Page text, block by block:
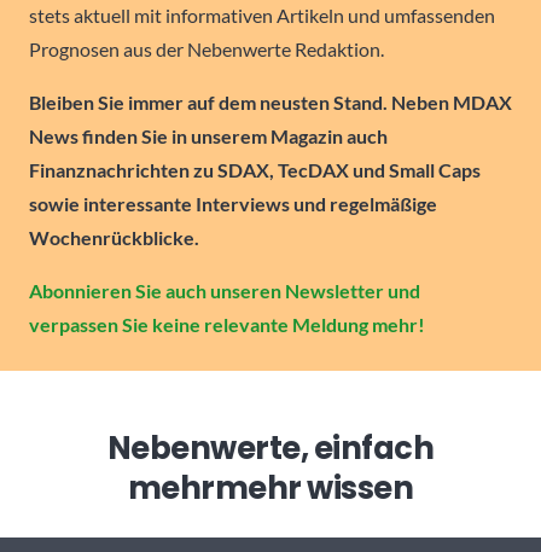
stets aktuell mit informativen Artikeln und umfassenden
Prognosen aus der Nebenwerte Redaktion.
Bleiben Sie immer auf dem neusten Stand. Neben MDAX
News finden Sie in unserem Magazin auch
Finanznachrichten zu SDAX, TecDAX und Small Caps
sowie interessante Interviews und regelmäßige
Wochenrückblicke.
Abonnieren Sie auch unseren Newsletter und
verpassen Sie keine relevante Meldung mehr!
Nebenwerte, einfach
mehrmehr wissen